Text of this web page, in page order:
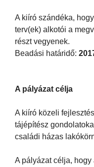
A kiíró szándéka,
terv(ek) alkotói a
részt vegyenek.
Beadási határidő:
A pályázat célja
A kiíró közeli
tájépítész
családi házas
A pályázat célja,